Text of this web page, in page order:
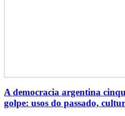
A democracia argentina
golpe: usos do passado,